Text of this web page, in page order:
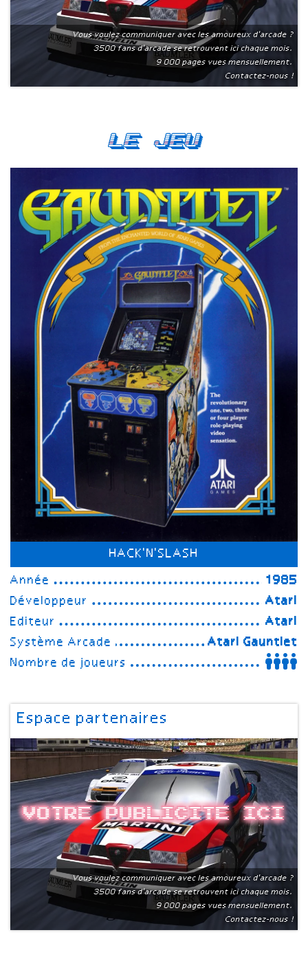
Vous voulez communiquer avec les amoureux d'arcade ?
3500 fans d'arcade se retrouvent ici chaque mois.
9 000 pages vues mensuellement.
Contactez-nous !
Le Jeu
HACK'N'SLASH
Année
1985
Développeur
Atari
Editeur
Atari
Système Arcade
Atari Gauntlet
Nombre de joueurs
Espace partenaires
Votre publicite ici
Vous voulez communiquer avec les amoureux d'arcade ?
3500 fans d'arcade se retrouvent ici chaque mois.
9 000 pages vues mensuellement.
Contactez-nous !